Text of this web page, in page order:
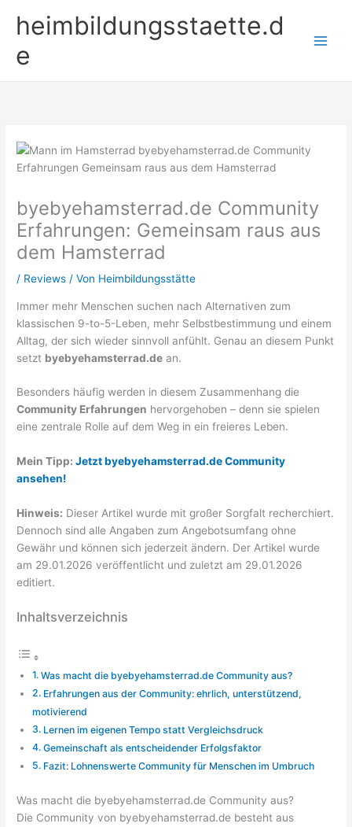
Inhaltheimbildungsstaette.d
e
byebyehamsterrad.de Community
Erfahrungen: Gemeinsam raus aus
dem Hamsterrad
/ Reviews / Von Heimbildungsstätte
Immer mehr Menschen suchen nach Alternativen zum
klassischen 9-to-5-Leben, mehr Selbstbestimmung und einem
Alltag, der sich wieder sinnvoll anfühlt. Genau an diesem Punkt
setzt byebyehamsterrad.de an.
Besonders häufig werden in diesem Zusammenhang die
Community Erfahrungen hervorgehoben – denn sie spielen
eine zentrale Rolle auf dem Weg in ein freieres Leben.
Mein Tipp:Jetzt byebyehamsterrad.de Community
ansehen!
Hinweis: Dieser Artikel wurde mit großer Sorgfalt recherchiert.
Dennoch sind alle Angaben zum Angebotsumfang ohne
Gewähr und können sich jederzeit ändern. Der Artikel wurde
am 29.01.2026 veröffentlicht und zuletzt am 29.01.2026
editiert.
Inhaltsverzeichnis
Was macht die byebyehamsterrad.de Community aus?
Erfahrungen aus der Community: ehrlich, unterstützend,
motivierend
Lernen im eigenen Tempo statt Vergleichsdruck
Gemeinschaft als entscheidender Erfolgsfaktor
Fazit: Lohnenswerte Community für Menschen im Umbruch
Was macht die byebyehamsterrad.de Community aus?
Die Community von byebyehamsterrad.de besteht aus